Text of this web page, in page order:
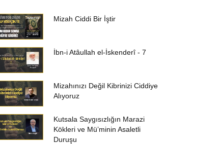
Mizah Ciddi Bir İştir
İbn-i Atâullah el-İskenderî - 7
Mizahınızı Değil Kibrinizi Ciddiye
Alıyoruz
Kutsala Saygısızlığın Marazi
Kökleri ve Mü’minin Asaletli
Duruşu